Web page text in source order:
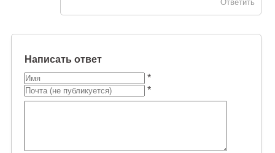
Ответить
Написать ответ
*
*